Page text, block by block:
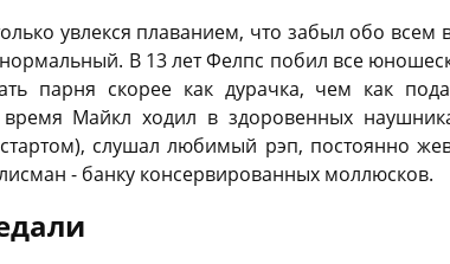
увлекся плаванием, что забыл обо всем
В 13 лет Фелпс побил все
парня скорее как дурачка, чем как
время Майкл ходил в здоровенных
слушал любимый рэп, постоянно
- банку консервированных моллюсков.